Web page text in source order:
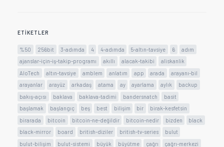
ETIKETLER
%50 256bit 3-adımda 4 4-adımda 5-altın-tavsiye 6
adım
ajanslar-için-iş-takip-programı
akıllı alacak-takibi
aliskanlik
AloTech
altın-tavsiye amblem anlatım app arada
arayanı-bil
arayanlar
arayüz arkadaş atama ay ayarlama aylık
backup
bakış-açısı
baklava baklava-tadimi bandersnatch
basit
başlamak
başlangıç beş best bilişim bir
birak-kesfetsin
birarada
bitcoin bitcoin-ne-değildir bitcoin-nedir bizden
black
black-mirror
board british-diziler british-tv-series
bulut
bulut-bilişim
bulut-sistemi büyük büyütme çağrı
çağrı-merkezi